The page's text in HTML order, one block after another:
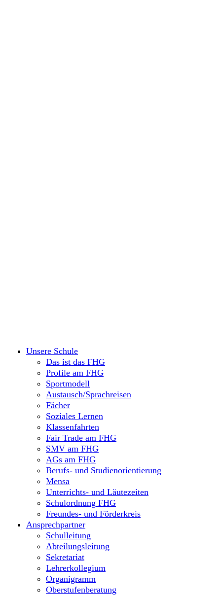
Unsere Schule
Das ist das FHG
Profile am FHG
Sportmodell
Austausch/Sprachreisen
Fächer
Soziales Lernen
Klassenfahrten
Fair Trade am FHG
SMV am FHG
AGs am FHG
Berufs- und Studienorientierung
Mensa
Unterrichts- und Läutezeiten
Schulordnung FHG
Freundes- und Förderkreis
Ansprechpartner
Schulleitung
Abteilungsleitung
Sekretariat
Lehrerkollegium
Organigramm
Oberstufenberatung